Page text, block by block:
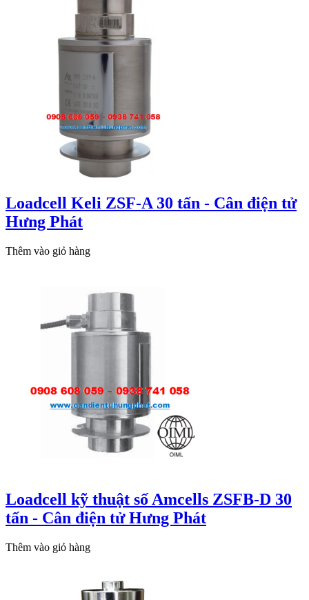
Loadcell Keli ZSF-A 30 tấn - Cân điện tử
Hưng Phát
Thêm vào giỏ hàng
Loadcell kỹ thuật số Amcells ZSFB-D 30
tấn - Cân điện tử Hưng Phát
Thêm vào giỏ hàng